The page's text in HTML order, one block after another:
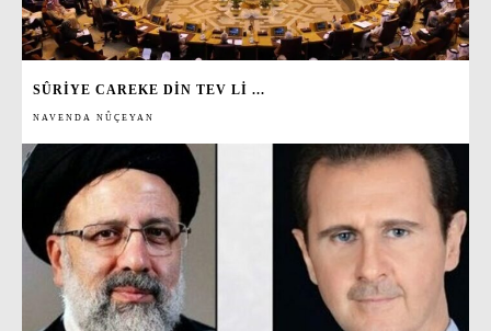
SÛRIYE CAREKE DIN TEV LI ...
NAVENDA NÛÇEYAN